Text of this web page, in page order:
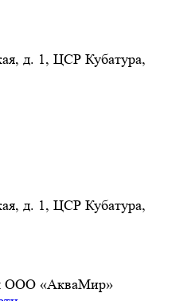
д. 1, ЦСР Кубатура,
д. 1, ЦСР Кубатура,
ООО «АкваМир»